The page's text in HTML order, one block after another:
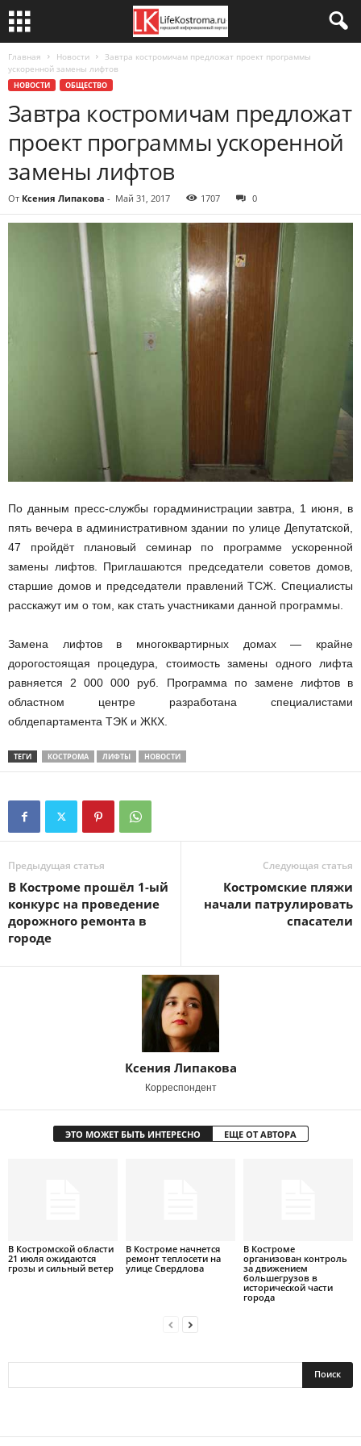
Главная Новости
Завтра костромичам предложат проект программы
ускоренной замены лифтов
НОВОСТИ ОБЩЕСТВО
Завтра костромичам предложат
проект программы ускоренной
замены лифтов
От Ксения Липакова - Май 31, 2017 1707 0
По данным пресс-службы горадминистрации завтра, 1 июня, в
пять вечера в административном здании по улице Депутатской,
47 пройдёт плановый семинар по программе ускоренной
замены лифтов. Приглашаются председатели советов домов,
старшие домов и председатели правлений ТСЖ. Специалисты
расскажут им о том, как стать участниками данной программы.
Замена лифтов в многоквартирных домах — крайне
дорогостоящая процедура, стоимость замены одного лифта
равняется 2 000 000 руб. Программа по замене лифтов в
областном центре разработана специалистами
облдепартамента ТЭК и ЖКХ.
ТЕГИ КОСТРОМА ЛИФТЫ НОВОСТИ
Предыдущая статья
В Костроме прошёл 1-ый
конкурс на проведение
дорожного ремонта в
городе
Следующая статья
Костромские пляжи
начали патрулировать
спасатели
Ксения Липакова
Корреспондент
ЭТО МОЖЕТ БЫТЬ ИНТЕРЕСНО ЕЩЕ ОТ АВТОРА
В Костромской области
21 июля ожидаются
грозы и сильный ветер
В Костроме начнется
ремонт теплосети на
улице Свердлова
В Костроме
организован контроль
за движением
большегрузов в
исторической части
города